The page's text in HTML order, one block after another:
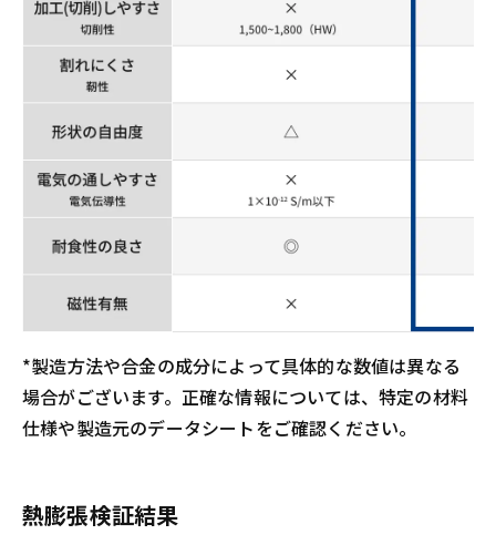
*製造方法や合金の成分によって具体的な数値は異なる
場合がございます。正確な情報については、特定の材料
仕様や製造元のデータシートをご確認ください。
熱膨張検証結果